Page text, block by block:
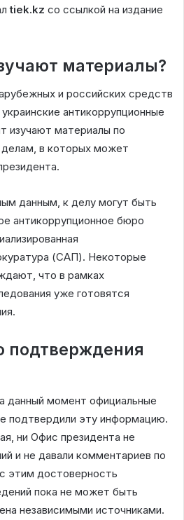
tiek.kz со ссылкой на издание
материалы?
и российских средств
антикоррупционные
изучают материалы по
в которых может
данным, к делу могут быть
антикоррупционное бюро
(САП). Некоторые
что в рамках
уже готовятся
подтверждения
данный момент официальные
подтвердили эту информацию.
ни Офис президента не
и не давали комментариев по
этим достоверность
пока не может быть
независимыми источниками.